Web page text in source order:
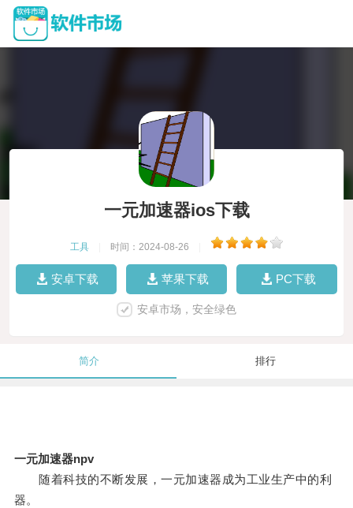
一元加速器ios下载
工具 时间：2024-08-26
安卓下载 苹果下载 PC下载
安卓市场，安全绿色
简介 排行
一元加速器npv
随着科技的不断发展，一元加速器成为工业生产中的利
器。